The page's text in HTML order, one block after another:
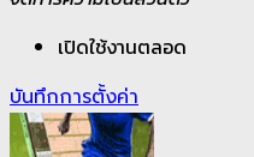
เปิดใช้งานตลอด
บันทึกการตั้งค่า